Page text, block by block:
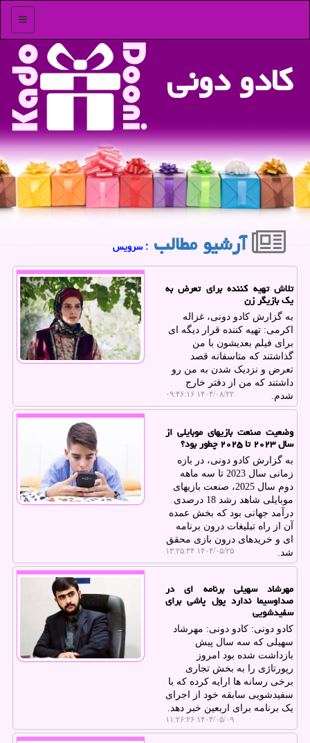
منو
كادو دونی
آرشیو مطالب : سرویس
تلاش تهیه کننده برای تعرض به
یک بازیگر زن
به گزارش کادو دونی، غزاله
اکرمی: تهیه کننده قرار دیگه ای
برای فیلم بعدیشون با من
گذاشتند که متاسفانه قصد
تعرض و نزدیک شدن به من رو
داشتند که من از دفتر خارج
شدم.
۱۴۰۴/۰۸/۲۲ ۰۹:۴۶:۱۶
وضعیت صنعت بازیهای موبایلی از
سال ۲۰۲۳ تا ۲۰۲۵ چطور بود؟
به گزارش کادو دونی، در بازه
زمانی سال 2023 تا سه ماهه
دوم سال 2025، صنعت بازیهای
موبایلی شاهد رشد 18 درصدی
درآمد جهانی بود که بخش عمده
آن از راه تبلیغات درون برنامه
ای و خریدهای درون بازی محقق
شد.
۱۴۰۴/۰۵/۲۵ ۱۳:۲۵:۴۴
مهرشاد سهیلی برنامه ای در
صداوسیما ندارد پول پاشی برای
سفیدشویی
کادو دونی: کادو دونی: مهرشاد
سهیلی که سه سال پیش
بازداشت شده بود امروز
رپورتاژی را به بخش تجاری
برخی رسانه ها ارایه کرده که با
سفیدشویی سابقه خود از اجرای
یک برنامه برای اربعین خبر دهد.
۱۴۰۴/۰۵/۰۹ ۱۱:۲۶:۲۶